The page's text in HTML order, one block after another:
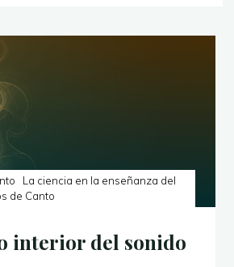
La ciencia en la enseñanza del
de Canto
interior del sonido